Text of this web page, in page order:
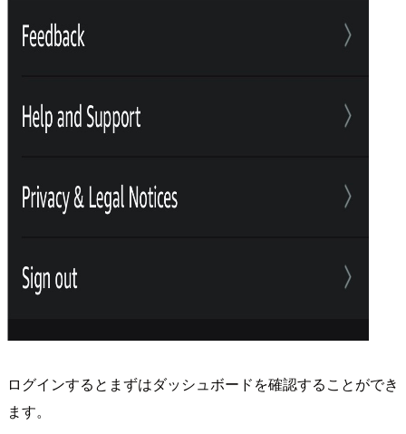
ログインするとまずはダッシュボードを確認することができ
ます。